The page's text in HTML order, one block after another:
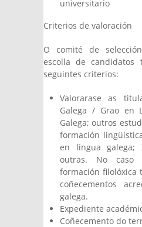
universitario
Criterios de valoración
O comité de
escolla de candidatos
seguintes criterios:
Valorarase as
Galega / Grao en
Galega; outros
formación
en lingua galega;
outras. No caso
formación filolóxica
coñecementos
galega.
Expediente
Coñecemento do